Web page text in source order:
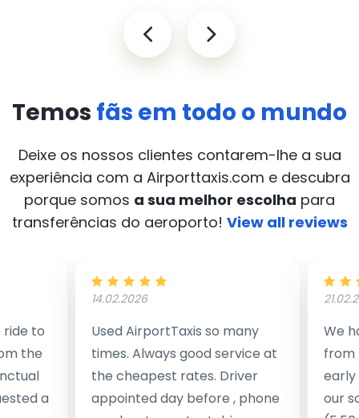
Temos fãs em todo o mundo
Deixe os nossos clientes contarem-lhe a sua
experiência com a Airporttaxis.com e descubra
porque somos a sua melhor escolha para
transferências do aeroporto! View all reviews
to
the
a
14.02.2026
Used AirportTaxis so many
times. Always good service at
the cheapest rates. Driver
appointed day before , phone
We
from
early
our